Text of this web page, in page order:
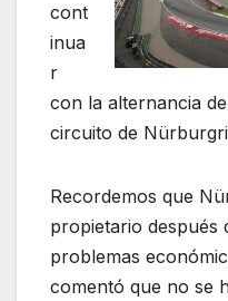
cont
inua
r
con la alternancia
circuito de
Recordemos que
propietario después
problemas
comentó que no se